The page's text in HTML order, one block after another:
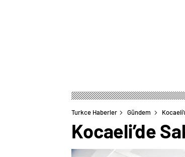
Turkce Haberler Gündem
Kocaeli’de